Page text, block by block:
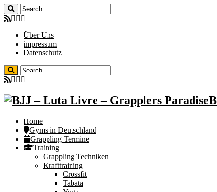
Über Uns
impressum
Datenschutz
Home
Gyms in Deutschland
Grappling Termine
Training
Grappling Techniken
Krafttraining
Crossfit
Tabata